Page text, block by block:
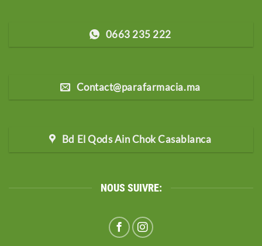
0663 235 222
Contact@parafarmacia.ma
Bd El Qods Ain Chok Casablanca
NOUS SUIVRE: